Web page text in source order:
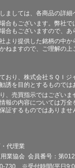
しては、各商品の詳
もございます。弊社
もございますので、あ
り提供した銘柄の中
ますので、ご理解の上
り、株式会社ＳＱＩ
を目的とするものでは
売買指示ではござい
の内容については万
するものではありま
代理業
業協会 会員番号：第
730 ※受付時間(平日